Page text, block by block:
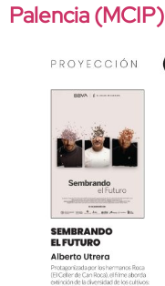
Palencia (MCIP)